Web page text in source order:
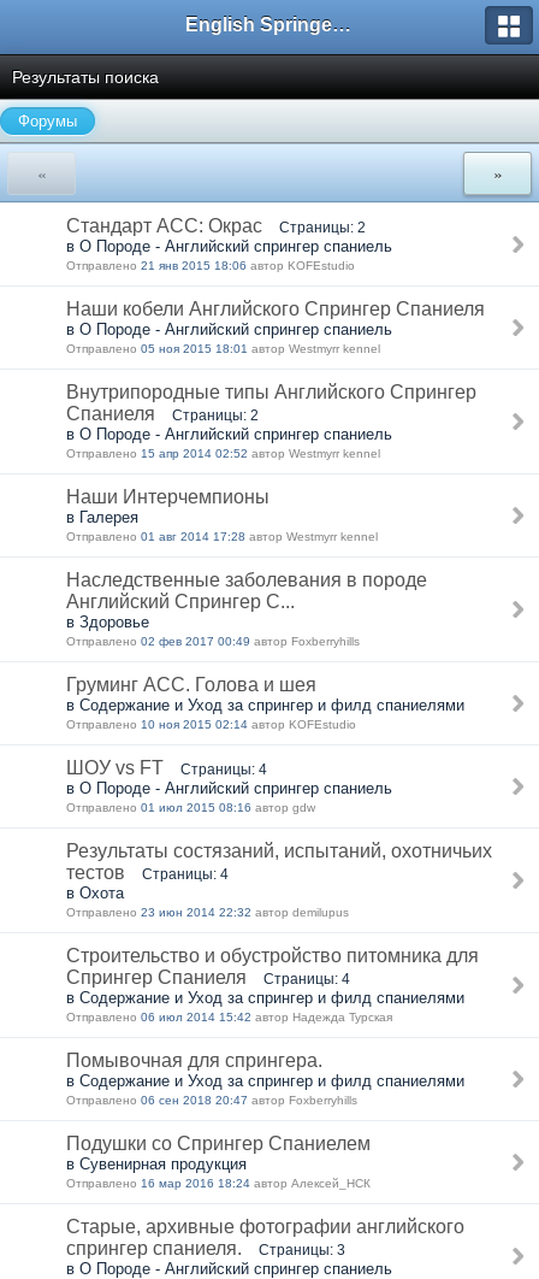
English Springer Spaniel Club
Результаты поиска
Форумы
« »
Стандарт АСС: Окрас Страницы: 2
в О Породе - Английский спрингер спаниель
Отправлено 21 янв 2015 18:06 автор KOFEstudio
Наши кобели Английского Спрингер Спаниеля
в О Породе - Английский спрингер спаниель
Отправлено 05 ноя 2015 18:01 автор Westmyrr kennel
Внутрипородные типы Английского Спрингер
Спаниеля
Страницы: 2
в О Породе - Английский спрингер спаниель
Отправлено 15 апр 2014 02:52 автор Westmyrr kennel
Наши Интерчемпионы
в Галерея
Отправлено 01 авг 2014 17:28 автор Westmyrr kennel
Наследственные заболевания в породе
Английский Спрингер С...
в Здоровье
Отправлено 02 фев 2017 00:49 автор Foxberryhills
Груминг АСС. Голова и шея
в Содержание и Уход за спрингер и филд спаниелями
Отправлено 10 ноя 2015 02:14 автор KOFEstudio
ШОУ vs FT Страницы: 4
в О Породе - Английский спрингер спаниель
Отправлено 01 июл 2015 08:16 автор gdw
Результаты состязаний, испытаний, охотничьих
тестов
Страницы: 4
в Охота
Отправлено 23 июн 2014 22:32 автор demilupus
Строительство и обустройство питомника для
Спрингер Спаниеля
Страницы: 4
в Содержание и Уход за спрингер и филд спаниелями
Отправлено 06 июл 2014 15:42 автор Надежда Турская
Помывочная для спрингера.
в Содержание и Уход за спрингер и филд спаниелями
Отправлено 06 сен 2018 20:47 автор Foxberryhills
Подушки со Спрингер Спаниелем
в Сувенирная продукция
Отправлено 16 мар 2016 18:24 автор Алексей_НСК
Старые, архивные фотографии английского
спрингер спаниеля.
Страницы: 3
в О Породе - Английский спрингер спаниель